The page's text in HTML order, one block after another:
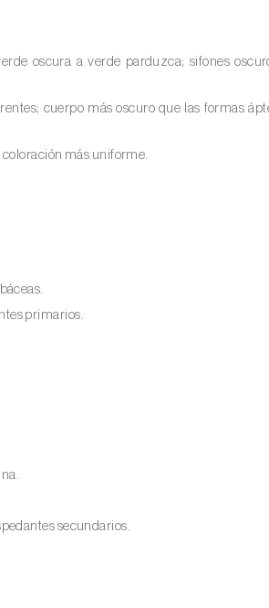
oscura a verde parduzca; sifones
cuerpo más oscuro que las formas
coloración más uniforme.
primarios.
secundarios.